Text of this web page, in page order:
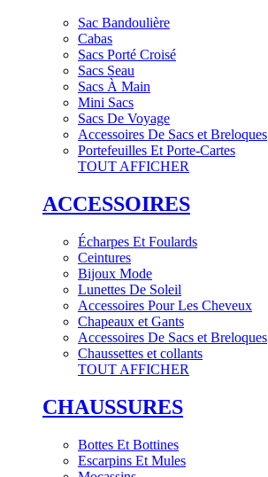
Sac Bandoulière
Cabas
Sacs Porté Croisé
Sacs Seau
Sacs À Main
Mini Sacs
Sacs De Voyage
Accessoires De Sacs et Breloques
Portefeuilles Et Porte-Cartes
TOUT AFFICHER
ACCESSOIRES
Écharpes Et Foulards
Ceintures
Bijoux Mode
Lunettes De Soleil
Accessoires Pour Les Cheveux
Chapeaux et Gants
Accessoires De Sacs et Breloques
Chaussettes et collants
TOUT AFFICHER
CHAUSSURES
Bottes Et Bottines
Escarpins Et Mules